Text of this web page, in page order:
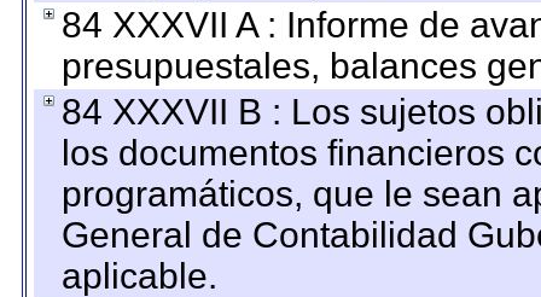
84 XXXVII A : Informe de
presupuestales, balances
84 XXXVII B : Los sujetos
los documentos financieros
programáticos, que le sean
General de Contabilidad
aplicable.